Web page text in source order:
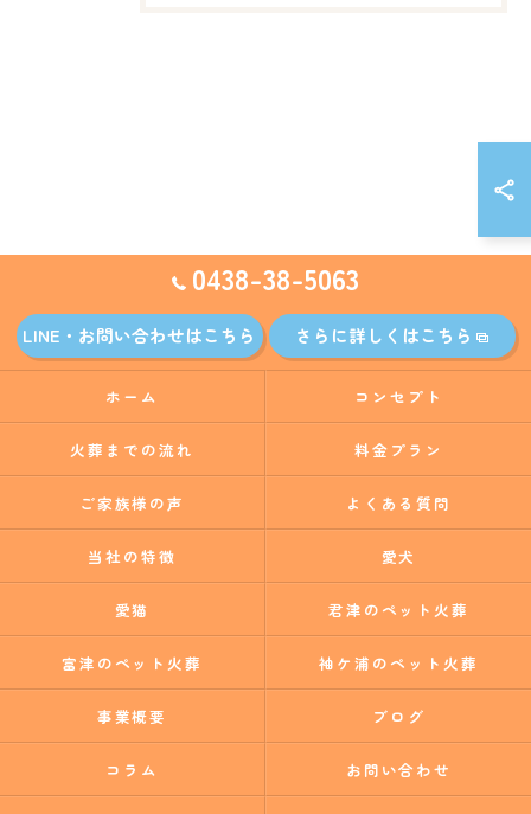
0438-38-5063
LINE・お問い合わせはこちら さらに詳しくはこちら
ホーム コンセプト
火葬までの流れ 料金プラン
ご家族様の声 よくある質問
当社の特徴 愛犬
愛猫 君津のペット火葬
富津のペット火葬 袖ケ浦のペット火葬
事業概要 ブログ
コラム お問い合わせ